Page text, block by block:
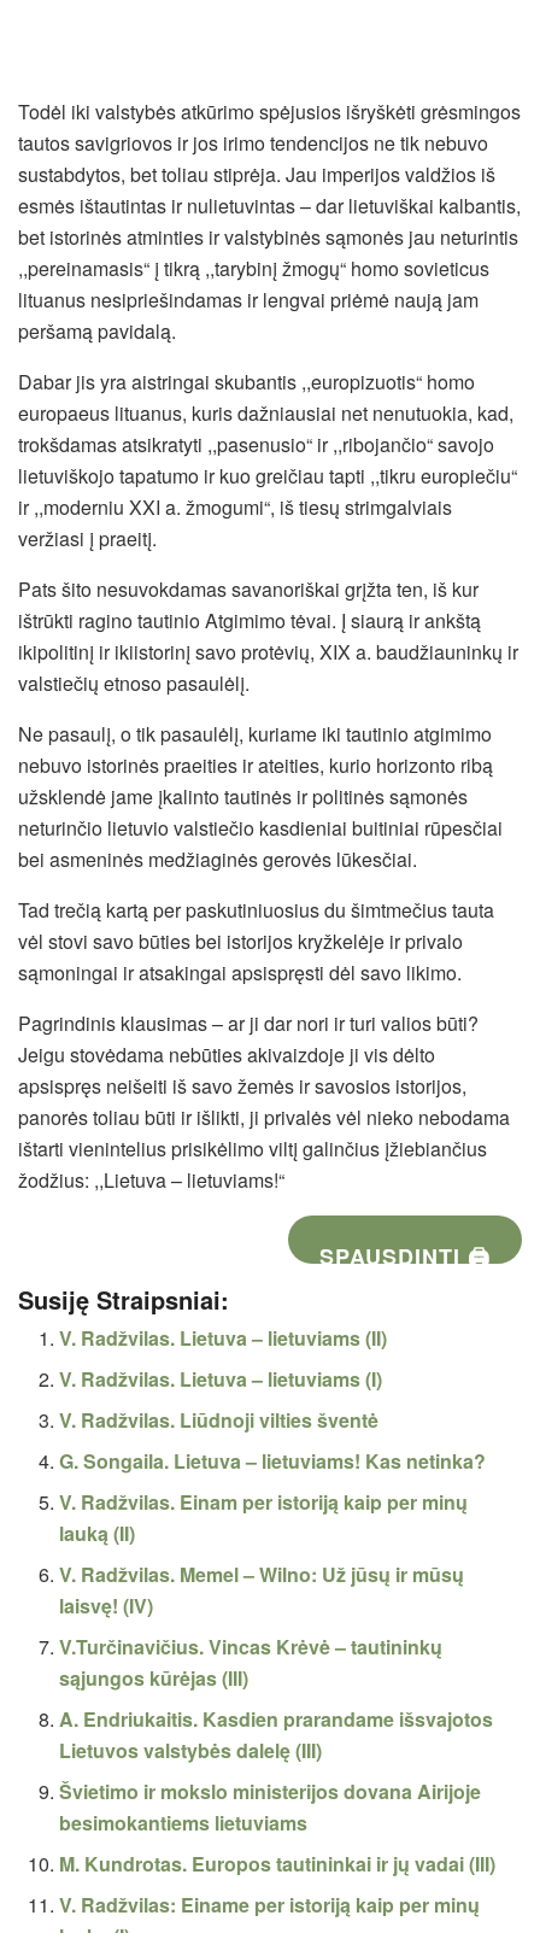
Todėl iki valstybės atkūrimo spėjusios išryškėti grėsmingos
tautos savigriovos ir jos irimo tendencijos ne tik nebuvo
sustabdytos, bet toliau stiprėja. Jau imperijos valdžios iš
esmės ištautintas ir nulietuvintas – dar lietuviškai kalbantis,
bet istorinės atminties ir valstybinės sąmonės jau neturintis
,,pereinamasis“ į tikrą ,,tarybinį žmogų“ homo sovieticus
lituanus nesipriešindamas ir lengvai priėmė naują jam
peršamą pavidalą.
Dabar jis yra aistringai skubantis ,,europizuotis“ homo
europaeus lituanus, kuris dažniausiai net nenutuokia, kad,
trokšdamas atsikratyti ,,pasenusio“ ir ,,ribojančio“ savojo
lietuviškojo tapatumo ir kuo greičiau tapti ,,tikru europiečiu“
ir ,,moderniu XXI a. žmogumi“, iš tiesų strimgalviais
veržiasi į praeitį.
Pats šito nesuvokdamas savanoriškai grįžta ten, iš kur
ištrūkti ragino tautinio Atgimimo tėvai. Į siaurą ir ankštą
ikipolitinį ir ikiistorinį savo protėvių, XIX a. baudžiauninkų ir
valstiečių etnoso pasaulėlį.
Ne pasaulį, o tik pasaulėlį, kuriame iki tautinio atgimimo
nebuvo istorinės praeities ir ateities, kurio horizonto ribą
užsklendė jame įkalinto tautinės ir politinės sąmonės
neturinčio lietuvio valstiečio kasdieniai buitiniai rūpesčiai
bei asmeninės medžiaginės gerovės lūkesčiai.
Tad trečią kartą per paskutiniuosius du šimtmečius tauta
vėl stovi savo būties bei istorijos kryžkelėje ir privalo
sąmoningai ir atsakingai apsispręsti dėl savo likimo.
Pagrindinis klausimas – ar ji dar nori ir turi valios būti?
Jeigu stovėdama nebūties akivaizdoje ji vis dėlto
apsispręs neišeiti iš savo žemės ir savosios istorijos,
panorės toliau būti ir išlikti, ji privalės vėl nieko nebodama
ištarti vienintelius prisikėlimo viltį galinčius įžiebiančius
žodžius: ,,Lietuva – lietuviams!“
SPAUSDINTI 🖨
Susiję Straipsniai:
V. Radžvilas. Lietuva – lietuviams (II)
V. Radžvilas. Lietuva – lietuviams (I)
V. Radžvilas. Liūdnoji vilties šventė
G. Songaila. Lietuva – lietuviams! Kas netinka?
V. Radžvilas. Einam per istoriją kaip per minų
lauką (II)
V. Radžvilas. Memel – Wilno: Už jūsų ir mūsų
laisvę! (IV)
V.Turčinavičius. Vincas Krėvė – tautininkų
sąjungos kūrėjas (III)
A. Endriukaitis. Kasdien prarandame išsvajotos
Lietuvos valstybės dalelę (III)
Švietimo ir mokslo ministerijos dovana Airijoje
besimokantiems lietuviams
M. Kundrotas. Europos tautininkai ir jų vadai (III)
V. Radžvilas: Einame per istoriją kaip per minų